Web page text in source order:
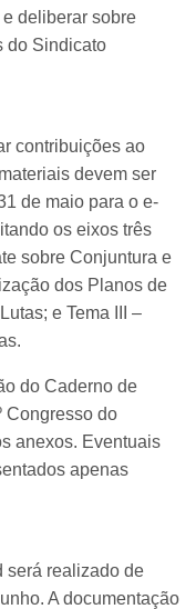
deliberar sobre
do Sindicato
contribuições ao
devem ser
de maio para o e-
os eixos três
sobre Conjuntura e
dos Planos de
e Tema III –
do Caderno de
Congresso do
anexos. Eventuais
apenas
será realizado de
A documentação